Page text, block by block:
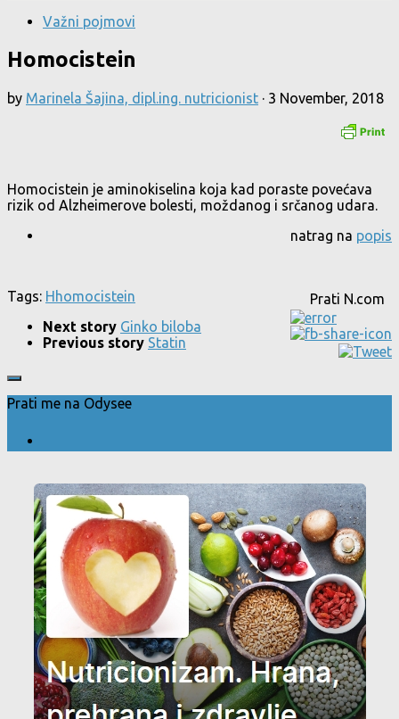
Važni pojmovi
Homocistein
by Marinela Šajina, dipl.ing. nutricionist · 3 November, 2018
Homocistein je aminokiselina koja kad poraste povećava
rizik od Alzheimerove bolesti, moždanog i srčanog udara.
natrag na popis
Prati N.com
Tags: Hhomocistein
Next story Ginko biloba
Previous story Statin
Prati me na Odysee